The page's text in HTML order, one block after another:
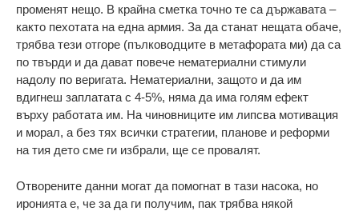
променят нещо. В крайна сметка точно те са държавата –
както пехотата на една армия. За да станат нещата обаче,
трябва тези отгоре (пълководците в метафората ми) да са
по твърди и да дават повече нематериални стимули
надолу по веригата. Нематериални, защото и да им
вдигнеш заплатата с 4-5%, няма да има голям ефект
върху работата им. На чиновниците им липсва мотивация
и морал, а без тях всички стратегии, планове и реформи
на тия дето сме ги избрали, ще се провалят.
Отворените данни могат да помогнат в тази насока, но
иронията е, че за да ги получим, пак трябва някой